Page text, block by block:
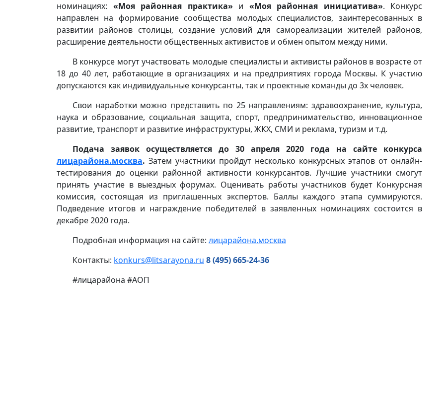
номинациях: «Моя районная практика» и «Моя районная инициатива». Конкурс
направлен на формирование сообщества молодых специалистов, заинтересованных в
развитии районов столицы, создание условий для самореализации жителей районов,
расширение деятельности общественных активистов и обмен опытом между ними.
В конкурсе могут участвовать молодые специалисты и активисты районов в возрасте от
18 до 40 лет, работающие в организациях и на предприятиях города Москвы. К участию
допускаются как индивидуальные конкурсанты, так и проектные команды до 3х человек.
Свои наработки можно представить по 25 направлениям: здравоохранение, культура,
наука и образование, социальная защита, спорт, предпринимательство, инновационное
развитие, транспорт и развитие инфраструктуры, ЖКХ, СМИ и реклама, туризм и т.д.
Подача заявок осуществляется до 30 апреля 2020 года на сайте конкурса
лицарайона.москва. Затем участники пройдут несколько конкурсных этапов от онлайн-
тестирования до оценки районной активности конкурсантов. Лучшие участники смогут
принять участие в выездных форумах. Оценивать работы участников будет Конкурсная
комиссия, состоящая из приглашенных экспертов. Баллы каждого этапа суммируются.
Подведение итогов и награждение победителей в заявленных номинациях состоится в
декабре 2020 года.
Подробная информация на сайте: лицарайона.москва
Контакты: konkurs@litsarayona.ru 8 (495) 665-24-36
#лицарайона #АОП